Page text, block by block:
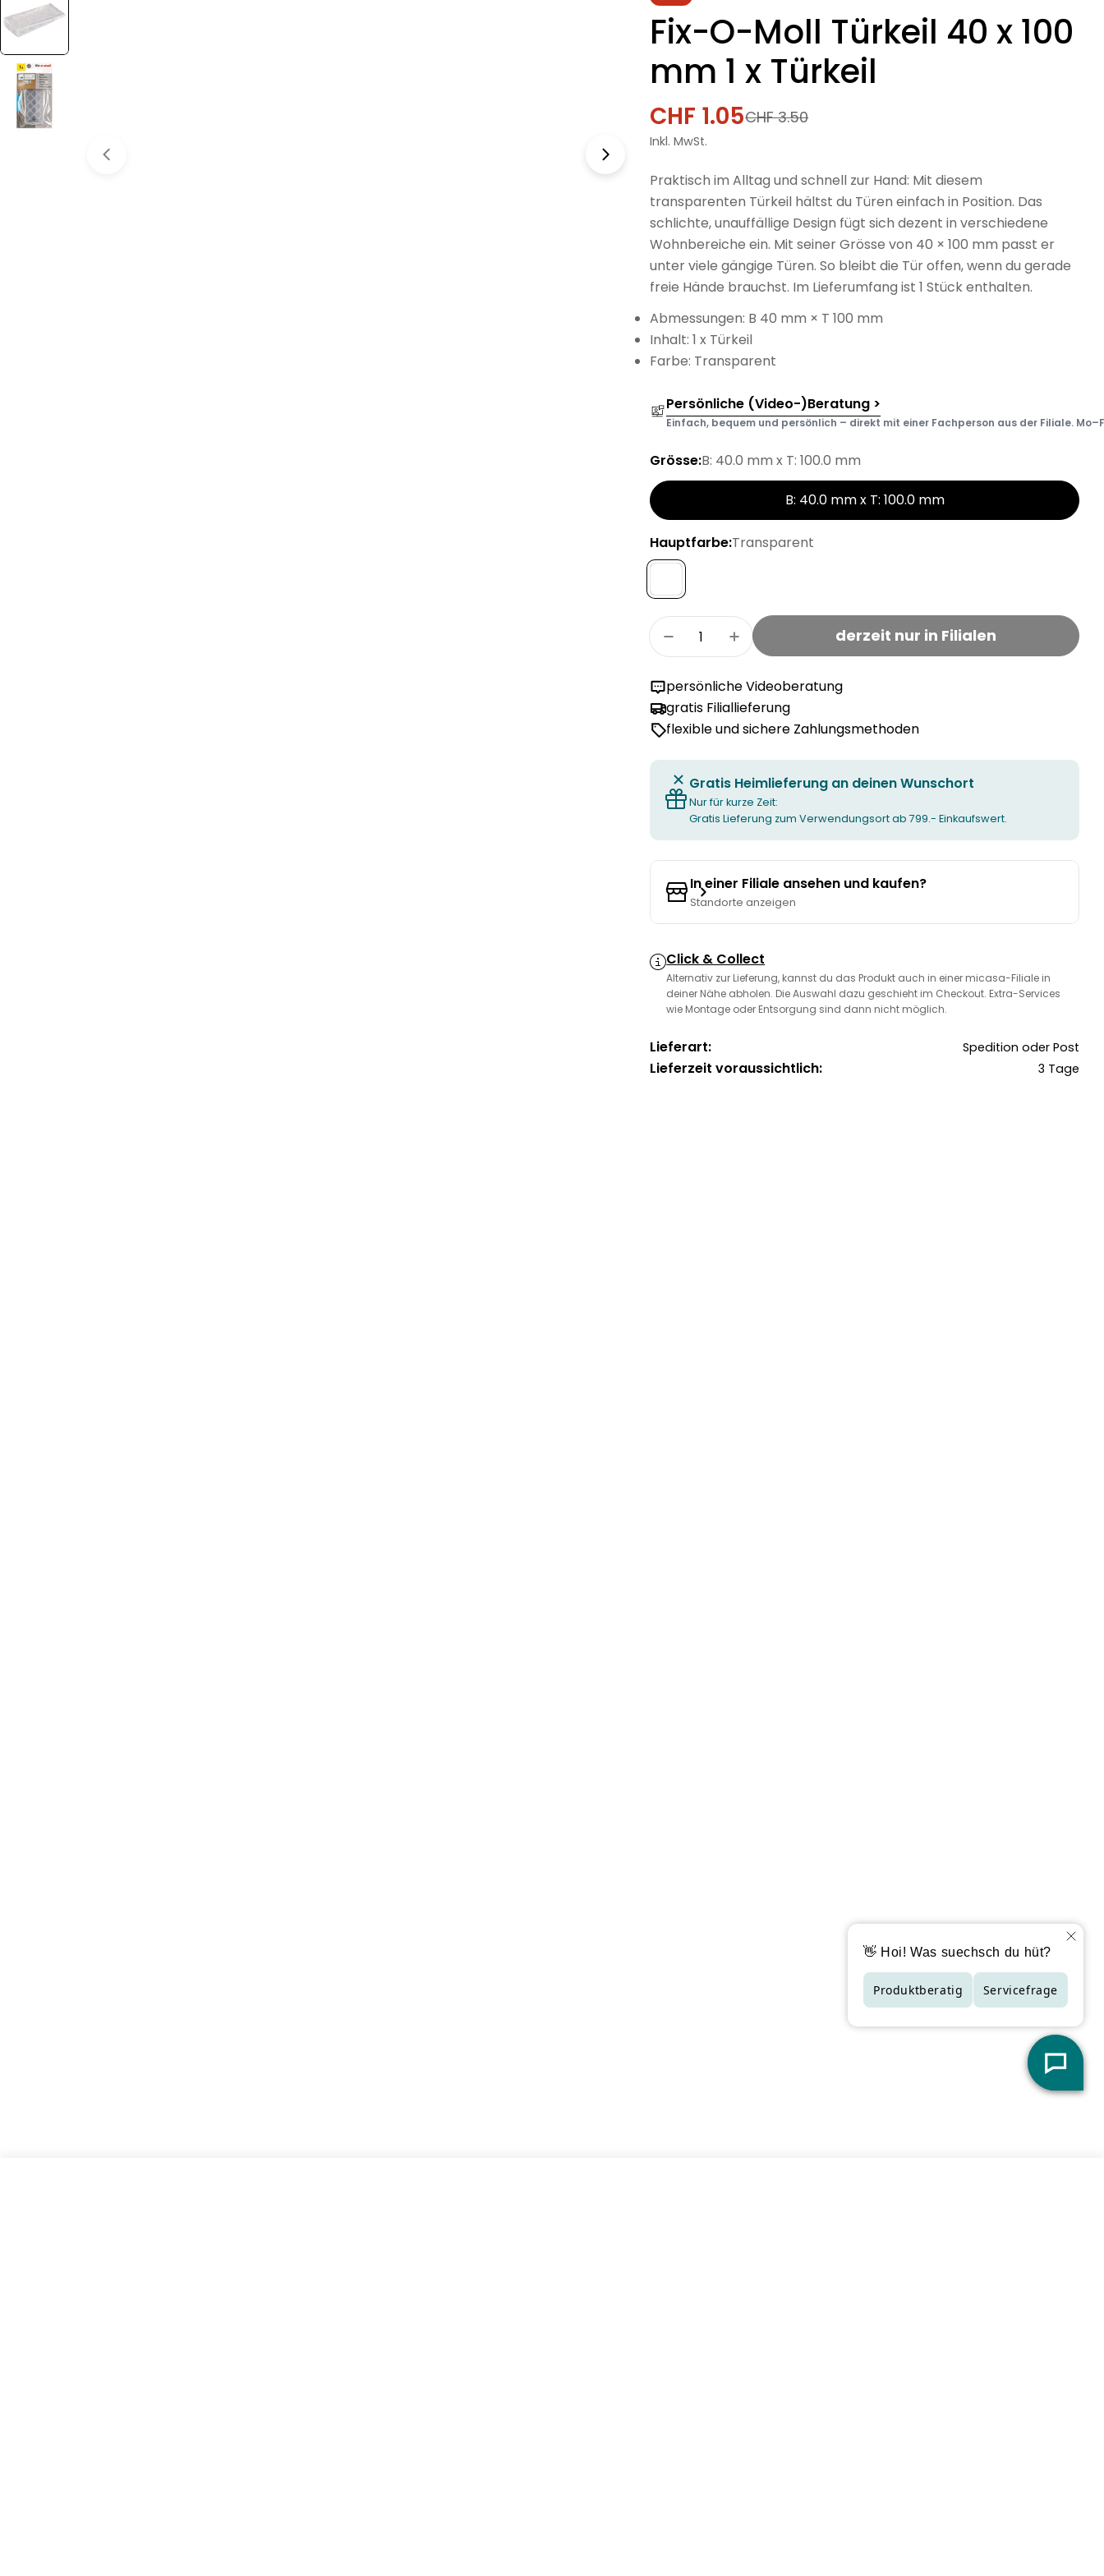
Fix-O-Moll Türkeil 40 x 100
mm 1 x Türkeil
Verkaufspreis
CHF 1.05
Regulärer
Preis
CHF 3.50
Inkl. MwSt.
Praktisch im Alltag und schnell zur Hand: Mit diesem
transparenten Türkeil hältst du Türen einfach in Position. Das
schlichte, unauffällige Design fügt sich dezent in verschiedene
Wohnbereiche ein. Mit seiner Grösse von 40 × 100 mm passt er
unter viele gängige Türen. So bleibt die Tür offen, wenn du gerade
freie Hände brauchst. Im Lieferumfang ist 1 Stück enthalten.
Abmessungen: B 40 mm × T 100 mm
Inhalt: 1 x Türkeil
Farbe: Transparent
Persönliche (Video-)Beratung >
Einfach, bequem und persönlich – direkt mit einer Fachperson aus der Filiale. Mo–Fr
Grösse:B: 40.0 mm x T: 100.0 mm
B: 40.0 mm x T: 100.0 mm
Hauptfarbe:Transparent
Menge
Menge für Fix-O-Moll Türkeil 40 x 100 mm 1 x Türkeil
Menge für Fix-O-Moll Türkeil 40 x 100 mm 1 x
derzeit nur in Filialen
persönliche Videoberatung
gratis Filiallieferung
flexible und sichere Zahlungsmethoden
Gratis Heimlieferung an deinen Wunschort
Nur für kurze Zeit:
Gratis Lieferung zum Verwendungsort ab 799.- Einkaufswert.
In einer Filiale ansehen und kaufen?
Standorte anzeigen
Click & Collect
Alternativ zur Lieferung, kannst du das Produkt auch in einer micasa-Filiale in
deiner Nähe abholen. Die Auswahl dazu geschieht im Checkout. Extra-Services
wie Montage oder Entsorgung sind dann nicht möglich.
Lieferart: Spedition oder Post
Lieferzeit voraussichtlich: 3 Tage